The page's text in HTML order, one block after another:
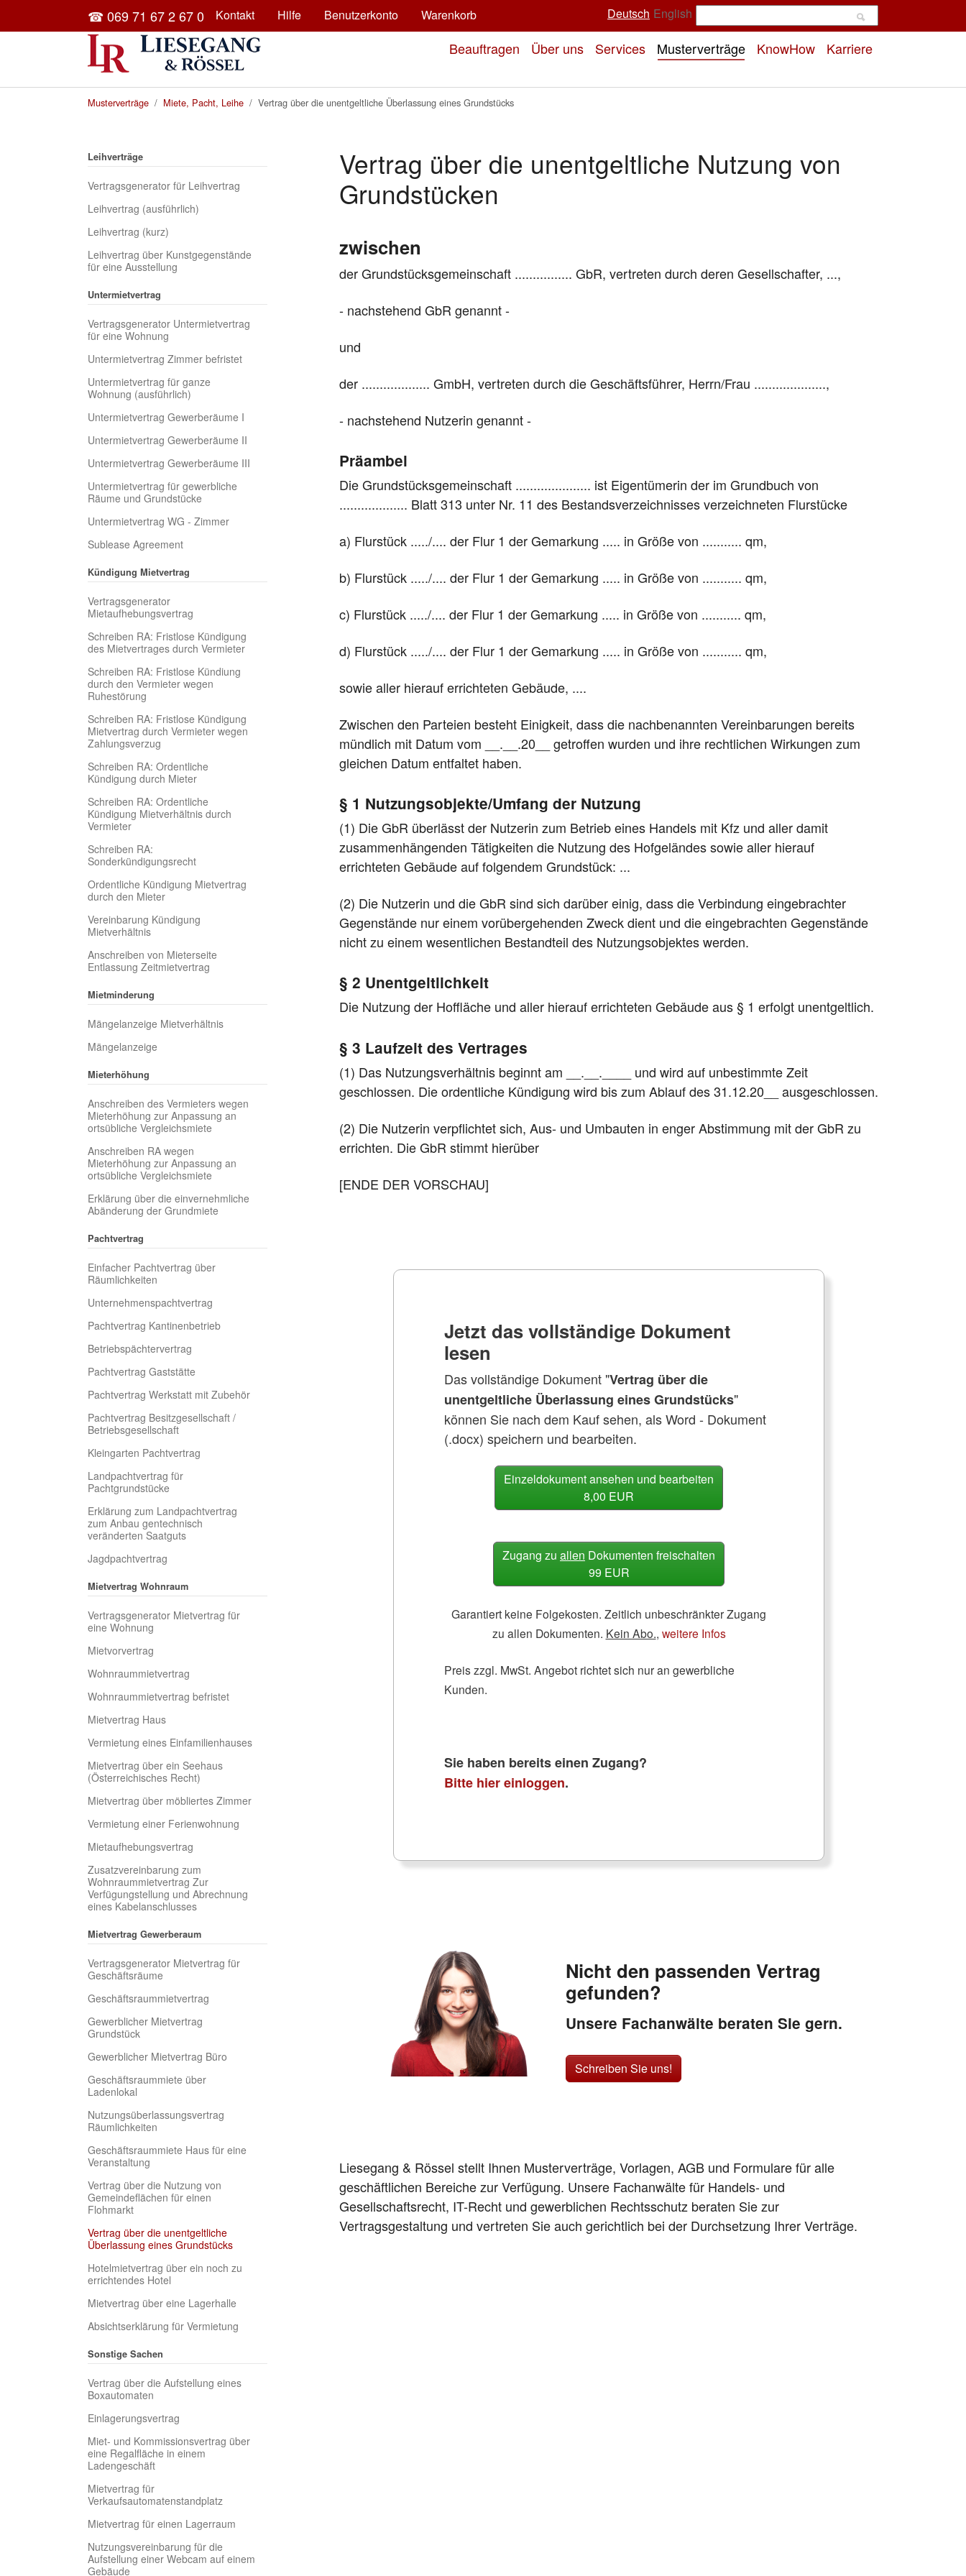
Skip to main content☎ 069 71 67 2 67 0 Kontakt Hilfe Benutzerkonto Warenkorb Deutsch English
Beauftragen Über uns Services Musterverträge KnowHow Karriere
You are here:
Musterverträge Miete, Pacht, Leihe Vertrag über die unentgeltliche Überlassung eines Grundstücks
Leihverträge
Vertragsgenerator für Leihvertrag
Leihvertrag (ausführlich)
Leihvertrag (kurz)
Leihvertrag über Kunstgegenstände
für eine Ausstellung
Untermietvertrag
Vertragsgenerator Untermietvertrag
für eine Wohnung
Untermietvertrag Zimmer befristet
Untermietvertrag für ganze
Wohnung (ausführlich)
Untermietvertrag Gewerberäume I
Untermietvertrag Gewerberäume II
Untermietvertrag Gewerberäume III
Untermietvertrag für gewerbliche
Räume und Grundstücke
Untermietvertrag WG - Zimmer
Sublease Agreement
Kündigung Mietvertrag
Vertragsgenerator
Mietaufhebungsvertrag
Schreiben RA: Fristlose Kündigung
des Mietvertrages durch Vermieter
Schreiben RA: Fristlose Kündiung
durch den Vermieter wegen
Ruhestörung
Schreiben RA: Fristlose Kündigung
Mietvertrag durch Vermieter wegen
Zahlungsverzug
Schreiben RA: Ordentliche
Kündigung durch Mieter
Schreiben RA: Ordentliche
Kündigung Mietverhältnis durch
Vermieter
Schreiben RA:
Sonderkündigungsrecht
Ordentliche Kündigung Mietvertrag
durch den Mieter
Vereinbarung Kündigung
Mietverhältnis
Anschreiben von Mieterseite
Entlassung Zeitmietvertrag
Mietminderung
Mängelanzeige Mietverhältnis
Mängelanzeige
Mieterhöhung
Anschreiben des Vermieters wegen
Mieterhöhung zur Anpassung an
ortsübliche Vergleichsmiete
Anschreiben RA wegen
Mieterhöhung zur Anpassung an
ortsübliche Vergleichsmiete
Erklärung über die einvernehmliche
Abänderung der Grundmiete
Pachtvertrag
Einfacher Pachtvertrag über
Räumlichkeiten
Unternehmenspachtvertrag
Pachtvertrag Kantinenbetrieb
Betriebspächtervertrag
Pachtvertrag Gaststätte
Pachtvertrag Werkstatt mit Zubehör
Pachtvertrag Besitzgesellschaft /
Betriebsgesellschaft
Kleingarten Pachtvertrag
Landpachtvertrag für
Pachtgrundstücke
Erklärung zum Landpachtvertrag
zum Anbau gentechnisch
veränderten Saatguts
Jagdpachtvertrag
Mietvertrag Wohnraum
Vertragsgenerator Mietvertrag für
eine Wohnung
Mietvorvertrag
Wohnraummietvertrag
Wohnraummietvertrag befristet
Mietvertrag Haus
Vermietung eines Einfamilienhauses
Mietvertrag über ein Seehaus
(Österreichisches Recht)
Mietvertrag über möbliertes Zimmer
Vermietung einer Ferienwohnung
Mietaufhebungsvertrag
Zusatzvereinbarung zum
Wohnraummietvertrag Zur
Verfügungstellung und Abrechnung
eines Kabelanschlusses
Mietvertrag Gewerberaum
Vertragsgenerator Mietvertrag für
Geschäftsräume
Geschäftsraummietvertrag
Gewerblicher Mietvertrag
Grundstück
Gewerblicher Mietvertrag Büro
Geschäftsraummiete über
Ladenlokal
Nutzungsüberlassungsvertrag
Räumlichkeiten
Geschäftsraummiete Haus für eine
Veranstaltung
Vertrag über die Nutzung von
Gemeindeflächen für einen
Flohmarkt
Vertrag über die unentgeltliche
Überlassung eines Grundstücks(current)
Hotelmietvertrag über ein noch zu
errichtendes Hotel
Mietvertrag über eine Lagerhalle
Absichtserklärung für Vermietung
Sonstige Sachen
Vertrag über die Aufstellung eines
Boxautomaten
Einlagerungsvertrag
Miet- und Kommissionsvertrag über
eine Regalfläche in einem
Ladengeschäft
Mietvertrag für
Verkaufsautomatenstandplatz
Mietvertrag für einen Lagerraum
Nutzungsvereinbarung für die
Aufstellung einer Webcam auf einem
Gebäude
Vertrag über die unentgeltliche Nutzung von
Grundstücken
zwischen
der Grundstücksgemeinschaft ................ GbR, vertreten durch deren Gesellschafter, ...,
- nachstehend GbR genannt -
und
der ................... GmbH, vertreten durch die Geschäftsführer, Herrn/Frau ....................,
- nachstehend Nutzerin genannt -
Präambel
Die Grundstücksgemeinschaft ..................... ist Eigentümerin der im Grundbuch von
................... Blatt 313 unter Nr. 11 des Bestandsverzeichnisses verzeichneten Flurstücke
a) Flurstück ...../.... der Flur 1 der Gemarkung ..... in Größe von ........... qm,
b) Flurstück ...../.... der Flur 1 der Gemarkung ..... in Größe von ........... qm,
c) Flurstück ...../.... der Flur 1 der Gemarkung ..... in Größe von ........... qm,
d) Flurstück ...../.... der Flur 1 der Gemarkung ..... in Größe von ........... qm,
sowie aller hierauf errichteten Gebäude, ....
Zwischen den Parteien besteht Einigkeit, dass die nachbenannten Vereinbarungen bereits
mündlich mit Datum vom __.__.20__ getroffen wurden und ihre rechtlichen Wirkungen zum
gleichen Datum entfaltet haben.
§ 1 Nutzungsobjekte/Umfang der Nutzung
(1) Die GbR überlässt der Nutzerin zum Betrieb eines Handels mit Kfz und aller damit
zusammenhängenden Tätigkeiten die Nutzung des Hofgeländes sowie aller hierauf
errichteten Gebäude auf folgendem Grundstück: ...
(2) Die Nutzerin und die GbR sind sich darüber einig, dass die Verbindung eingebrachter
Gegenstände nur einem vorübergehenden Zweck dient und die eingebrachten Gegenstände
nicht zu einem wesentlichen Bestandteil des Nutzungsobjektes werden.
§ 2 Unentgeltlichkeit
Die Nutzung der Hoffläche und aller hierauf errichteten Gebäude aus § 1 erfolgt unentgeltlich.
§ 3 Laufzeit des Vertrages
(1) Das Nutzungsverhältnis beginnt am __.__.____ und wird auf unbestimmte Zeit
geschlossen. Die ordentliche Kündigung wird bis zum Ablauf des 31.12.20__ ausgeschlossen.
(2) Die Nutzerin verpflichtet sich, Aus- und Umbauten in enger Abstimmung mit der GbR zu
errichten. Die GbR stimmt hierüber
[ENDE DER VORSCHAU]
Jetzt das vollständige Dokument
lesen
Das vollständige Dokument "Vertrag über die
unentgeltliche Überlassung eines Grundstücks"
können Sie nach dem Kauf sehen, als Word - Dokument
(.docx) speichern und bearbeiten.
Einzeldokument ansehen und bearbeiten
8,00 EUR
Zugang zu allen Dokumenten freischalten
99 EUR
Garantiert keine Folgekosten. Zeitlich unbeschränkter Zugang
zu allen Dokumenten. Kein Abo., weitere Infos
Preis zzgl. MwSt. Angebot richtet sich nur an gewerbliche
Kunden.
Sie haben bereits einen Zugang?
Bitte hier einloggen.
Nicht den passenden Vertrag
gefunden?
Unsere Fachanwälte beraten Sie gern.
Schreiben Sie uns!
Liesegang & Rössel stellt Ihnen Musterverträge, Vorlagen, AGB und Formulare für alle
geschäftlichen Bereiche zur Verfügung. Unsere Fachanwälte für Handels- und
Gesellschaftsrecht, IT-Recht und gewerblichen Rechtsschutz beraten Sie zur
Vertragsgestaltung und vertreten Sie auch gerichtlich bei der Durchsetzung Ihrer Verträge.